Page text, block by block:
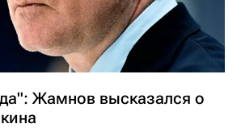
Жамнов высказался о